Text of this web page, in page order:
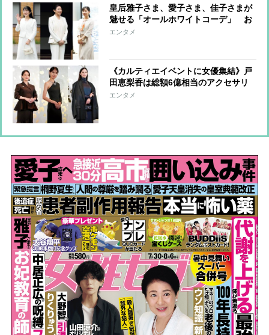
皇后雅子さま、愛子さま、佳子さまが
魅せる「オールホワイトコーデ」 お
しゃれに着こなすコツに注目
エンタメ
《カルティエイベントに女優集結》戸
田恵梨香は総額6億相当のアクセサリ
ーも！中条あやみ、高畑充希、山口智
エンタメ